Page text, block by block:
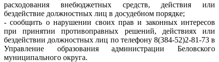
расходования внебюджетных средств, действия или
бездействие должностных лиц в досудебном порядке;
- сообщить о нарушении своих прав и законных интересов
при принятии противоправных решений, действиях или
бездействии должностных лиц по телефону 8(384-52)2-81-73 в
Управление образования администрации Беловского
муниципального округа.